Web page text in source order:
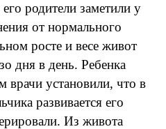
родители заметили у
от нормального
росте и весе живот
дня в день. Ребенка
врачи установили, что в
развивается его
Из живота